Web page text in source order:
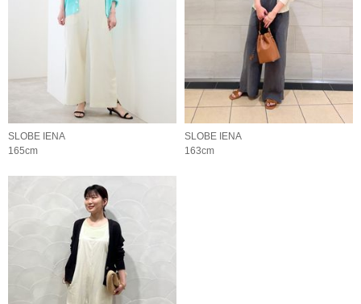
SLOBE IENA
165cm
SLOBE IENA
163cm